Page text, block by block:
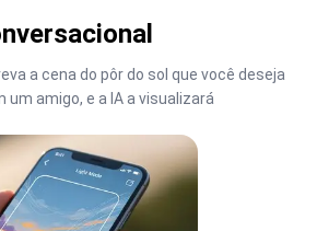
a cena do pôr do sol que você deseja
amigo, e a IA a visualizará